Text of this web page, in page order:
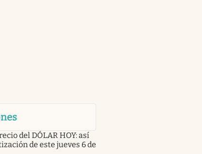
del DÓLAR HOY: así
de este jueves 6 de